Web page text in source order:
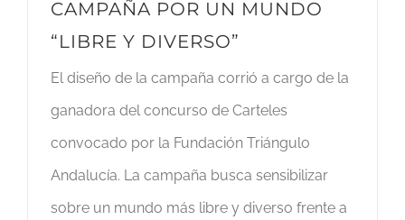
CAMPAÑA POR UN MUNDO
“LIBRE Y DIVERSO”
El diseño de la campaña corrió a cargo de la
ganadora del concurso de Carteles
convocado por la Fundación Triángulo
Andalucía. La campaña busca sensibilizar
sobre un mundo más libre y diverso frente a